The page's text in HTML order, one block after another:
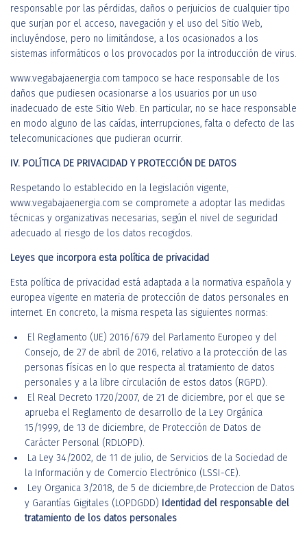
responsable por las pérdidas, daños o perjuicios de cualquier tipo
que surjan por el acceso, navegación y el uso del Sitio Web,
incluyéndose, pero no limitándose, a los ocasionados a los
sistemas informáticos o los provocados por la introducción de virus.
www.vegabajaenergia.com tampoco se hace responsable de los
daños que pudiesen ocasionarse a los usuarios por un uso
inadecuado de este Sitio Web. En particular, no se hace responsable
en modo alguno de las caídas, interrupciones, falta o defecto de las
telecomunicaciones que pudieran ocurrir.
IV. POLÍTICA DE PRIVACIDAD Y PROTECCIÓN DE DATOS
Respetando lo establecido en la legislación vigente,
www.vegabajaenergia.com se compromete a adoptar las medidas
técnicas y organizativas necesarias, según el nivel de seguridad
adecuado al riesgo de los datos recogidos.
Leyes que incorpora esta política de privacidad
Esta política de privacidad está adaptada a la normativa española y
europea vigente en materia de protección de datos personales en
internet. En concreto, la misma respeta las siguientes normas:
El Reglamento (UE) 2016/679 del Parlamento Europeo y del
Consejo, de 27 de abril de 2016, relativo a la protección de las
personas físicas en lo que respecta al tratamiento de datos
personales y a la libre circulación de estos datos (RGPD).
El Real Decreto 1720/2007, de 21 de diciembre, por el que se
aprueba el Reglamento de desarrollo de la Ley Orgánica
15/1999, de 13 de diciembre, de Protección de Datos de
Carácter Personal (RDLOPD).
La Ley 34/2002, de 11 de julio, de Servicios de la Sociedad de
la Información y de Comercio Electrónico (LSSI-CE).
Ley Organica 3/2018, de 5 de diciembre,de Proteccion de Datos
y Garantías Gigitales (LOPDGDD) Identidad del responsable del
tratamiento de los datos personales